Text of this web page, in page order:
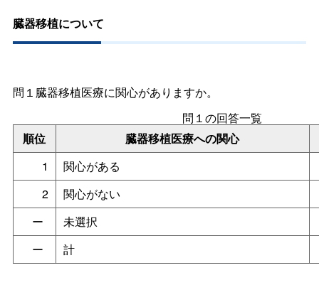
臓器移植について
問１臓器移植医療に関心がありますか。
順位 臓器移植医療への関心
問１の回答一覧
1
関心がある
2
関心がない
ー
未選択
ー
計